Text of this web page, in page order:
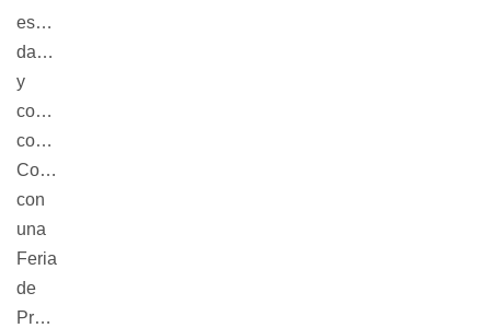
escénicas,
danzas
y
coros
comunitarios.
Complementados
con
una
Feria
de
Producción